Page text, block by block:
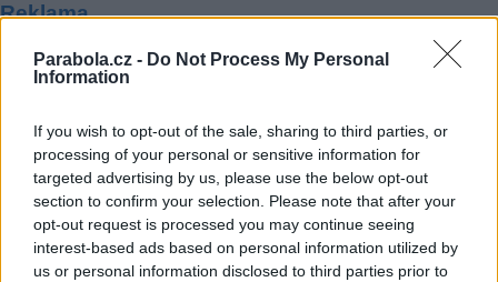
Parabola.cz - Do Not Process My Personal
Information
If you wish to opt-out of the sale, sharing to third parties, or
processing of your personal or sensitive information for
targeted advertising by us, please use the below opt-out
section to confirm your selection. Please note that after your
opt-out request is processed you may continue seeing
interest-based ads based on personal information utilized by
us or personal information disclosed to third parties prior to
Reklama
Pracovní nabídky
48.400 Kč • příspěvek na ubytování (Jihlava, okres Jihlava)
07.08.2026 -
Bosch Powertrain s.r.o. Jihlava • obsluha CNC strojů •
48.400 Kč • náborový bonus 50.000 Kč • příspěvek na ubytování
okres Jihlava)
06.08.2026 -Bosch Powertrain s.r.o. Jihlava • CNC operátor• mzda
Kč • náborový bonus 50.000 Kč • příspěvek na ubytování (Jihlava,
Jihlava)
06.08.2026 -Bosch Powertrain s.r.o. • montážní dělník • mzda 44.700
týdenní zálohy na mzdu 2.000 Kč (Jihlava, okres Jihlava)